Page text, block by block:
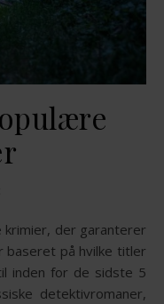
baseret på hvilke titler
inden for de sidste 5
detektivromaner,